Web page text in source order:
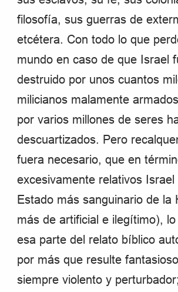
filosofía, sus guerras de
etcétera. Con todo lo que
mundo en caso de que Israel
destruido por unos cuantos
milicianos malamente
por varios millones de seres
descuartizados. Pero
fuera necesario, que en
excesivamente relativos Israel
Estado más sanguinario de la
más de artificial e ilegítimo),
esa parte del relato bíblico
por más que resulte
siempre violento y